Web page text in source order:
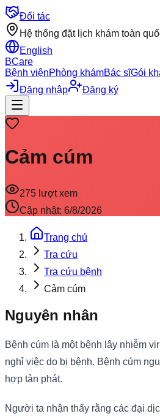
Đối tác
Hệ thống đặt lịch khám toàn
English
BCare
Bệnh việnPhòng khámBác sĩGói
Đăng nhập
Đăng ký
Cảm cúm
275 lượt xem
Cập nhật: 6/8/2026
Trang chủ
Tra cứu
Tra cứu bệnh
Cảm cúm
Nguyên nhân
Bệnh cúm là một bệnh lây nhiễm
nghỉ việc do bị bệnh. Bệnh cúm
hợp tản phát.
Người ta nhận thấy rằng các đại